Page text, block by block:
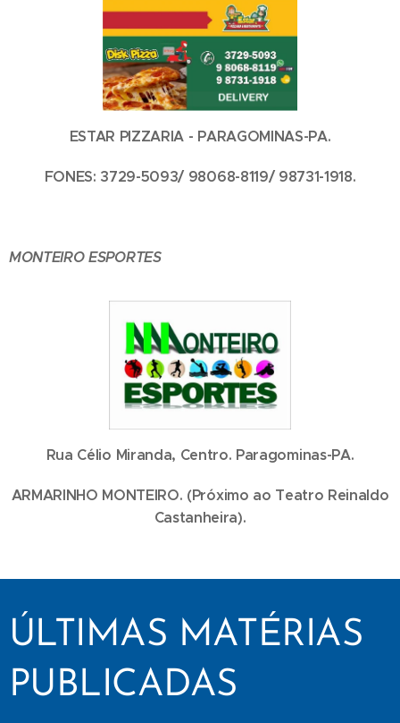
ESTAR PIZZARIA - PARAGOMINAS-PA.
FONES: 3729-5093/ 98068-8119/ 98731-1918.
MONTEIRO ESPORTES
Rua Célio Miranda, Centro. Paragominas-PA.
ARMARINHO MONTEIRO. (Próximo ao Teatro Reinaldo
Castanheira).
ÚLTIMAS MATÉRIAS
PUBLICADAS